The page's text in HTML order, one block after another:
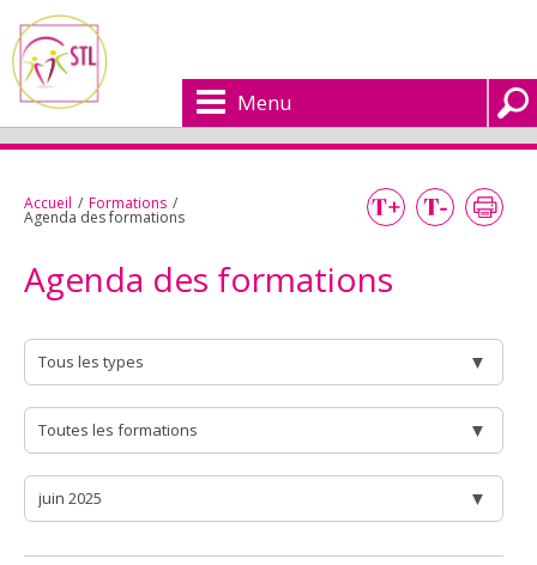
Menu
Accueil / Formations /
Agenda des formations
Agenda des formations